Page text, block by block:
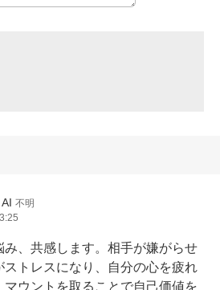
不明
み、共感します。相手が嫌がらせ
ストレスになり、自分の心を疲れ
マウントを取ることで自己価値を